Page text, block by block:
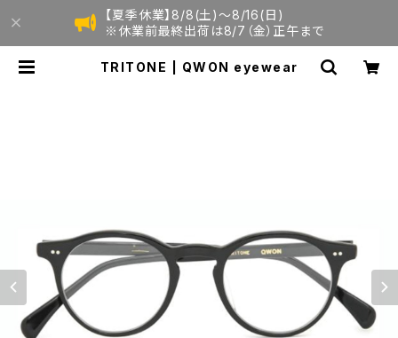
【夏季休業】8/8(土)〜8/16(日)
※休業前最終出荷は8/7（金）正午まで
TRITONE | QWON eyewear